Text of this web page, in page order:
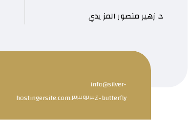
د. زهير منصور المز يدي
info@silver-
butterfly-٣٣٩٢٣٤.hostingersite.com